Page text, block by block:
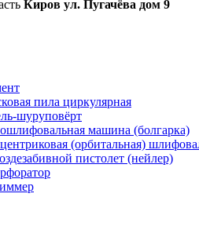
Киров ул. Пугачёва дом 9
пила циркулярная
шуруповёрт
машина (болгарка)
(орбитальная)
пистолет (нейлер)